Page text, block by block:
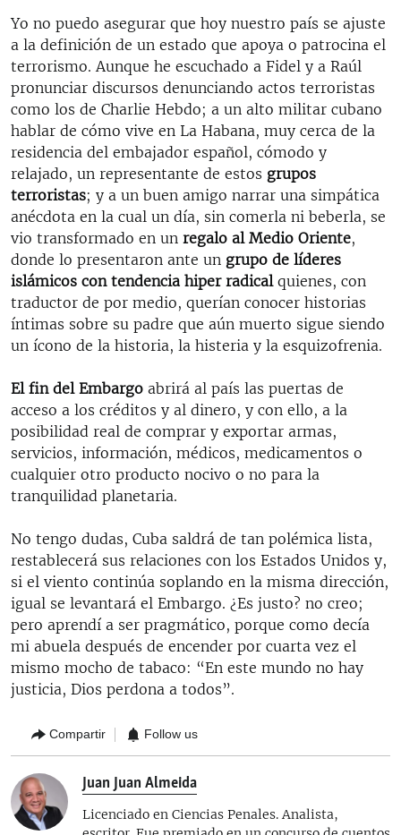
Yo no puedo asegurar que hoy nuestro país se ajuste
a la definición de un estado que apoya o patrocina el
terrorismo. Aunque he escuchado a Fidel y a Raúl
pronunciar discursos denunciando actos terroristas
como los de Charlie Hebdo; a un alto militar cubano
hablar de cómo vive en La Habana, muy cerca de la
residencia del embajador español, cómodo y
relajado, un representante de estos grupos
terroristas; y a un buen amigo narrar una simpática
anécdota en la cual un día, sin comerla ni beberla, se
vio transformado en un regalo al Medio Oriente,
donde lo presentaron ante un grupo de líderes
islámicos con tendencia hiper radical quienes, con
traductor de por medio, querían conocer historias
íntimas sobre su padre que aún muerto sigue siendo
un ícono de la historia, la histeria y la esquizofrenia.
El fin del Embargo abrirá al país las puertas de
acceso a los créditos y al dinero, y con ello, a la
posibilidad real de comprar y exportar armas,
servicios, información, médicos, medicamentos o
cualquier otro producto nocivo o no para la
tranquilidad planetaria.
No tengo dudas, Cuba saldrá de tan polémica lista,
restablecerá sus relaciones con los Estados Unidos y,
si el viento continúa soplando en la misma dirección,
igual se levantará el Embargo. ¿Es justo? no creo;
pero aprendí a ser pragmático, porque como decía
mi abuela después de encender por cuarta vez el
mismo mocho de tabaco: “En este mundo no hay
justicia, Dios perdona a todos”.
Compartir Follow us
Juan Juan Almeida
Licenciado en Ciencias Penales. Analista,